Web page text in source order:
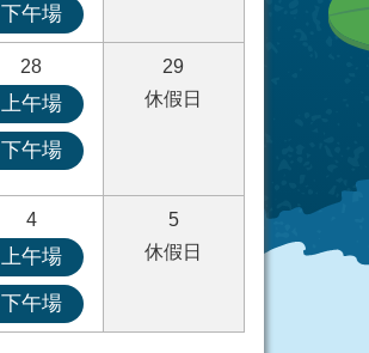
下午場
28
上午場
下午場
29
休假日
4
上午場
下午場
5
休假日